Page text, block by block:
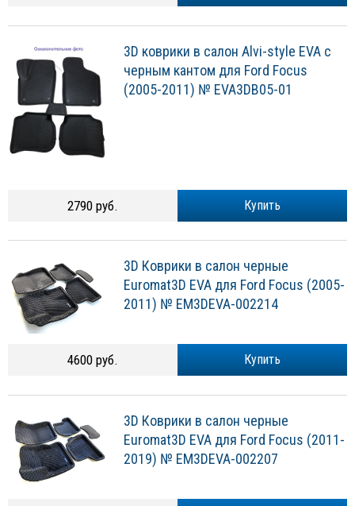
3D коврики в салон Alvi-style EVA с
черным кантом для Ford Focus
(2005-2011) № EVA3DB05-01
Купить
2790 руб.
3D Коврики в салон черные
Euromat3D EVA для Ford Focus (2005-
2011) № EM3DEVA-002214
Купить
4600 руб.
3D Коврики в салон черные
Euromat3D EVA для Ford Focus (2011-
2019) № EM3DEVA-002207